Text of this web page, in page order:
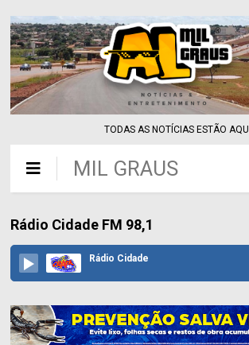
TODAS AS NOTÍCIAS ESTÃO AQUI
MIL GRAUS
Rádio Cidade FM 98,1
Rádio Cidade